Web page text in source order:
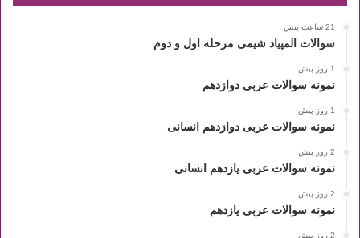
21 ساعت پیش
سوالات المپیاد شیمی مرحله اول و دوم
1 روز پیش
نمونه سوالات عربی دوازدهم
1 روز پیش
نمونه سوالات عربی دوازدهم انسانی
2 روز پیش
نمونه سوالات عربی یازدهم انسانی
2 روز پیش
نمونه سوالات عربی یازدهم
2 روز پیش